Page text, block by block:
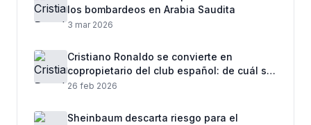
los bombardeos en Arabia Saudita
3 mar 2026
Cristiano Ronaldo se convierte en
copropietario del club español: de cuál se
trata
26 feb 2026
Sheinbaum descarta riesgo para el